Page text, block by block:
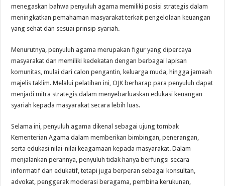
menegaskan bahwa penyuluh agama memiliki posisi strategis dalam
meningkatkan pemahaman masyarakat terkait pengelolaan keuangan
yang sehat dan sesuai prinsip syariah.
Menurutnya, penyuluh agama merupakan figur yang dipercaya
masyarakat dan memiliki kedekatan dengan berbagai lapisan
komunitas, mulai dari calon pengantin, keluarga muda, hingga jamaah
majelis taklim. Melalui pelatihan ini, OJK berharap para penyuluh dapat
menjadi mitra strategis dalam menyebarluaskan edukasi keuangan
syariah kepada masyarakat secara lebih luas.
Selama ini, penyuluh agama dikenal sebagai ujung tombak
Kementerian Agama dalam memberikan bimbingan, penerangan,
serta edukasi nilai-nilai keagamaan kepada masyarakat. Dalam
menjalankan perannya, penyuluh tidak hanya berfungsi secara
informatif dan edukatif, tetapi juga berperan sebagai konsultan,
advokat, penggerak moderasi beragama, pembina kerukunan,